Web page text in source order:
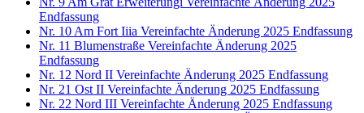
Endfassung
Nr. 10 Am Fort Iiia Vereinfachte Änderung 2025 Endfassung
Nr. 11 Blumenstraße Vereinfachte Änderung 2025
Endfassung
Nr. 12 Nord II Vereinfachte Änderung 2025 Endfassung
Nr. 21 Ost II Vereinfachte Änderung 2025 Endfassung
Nr. 22 Nord III Vereinfachte Änderung 2025 Endfassung